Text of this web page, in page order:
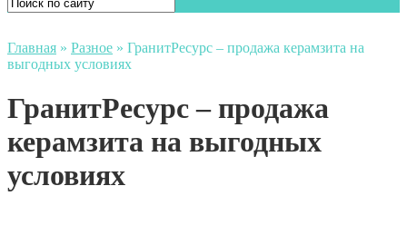
Главная » Разное » ГранитРесурс – продажа керамзита на
выгодных условиях
ГранитРесурс – продажа
керамзита на выгодных
условиях